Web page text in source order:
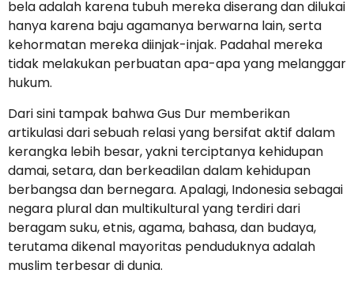
bela adalah karena tubuh mereka diserang dan dilukai
hanya karena baju agamanya berwarna lain, serta
kehormatan mereka diinjak-injak. Padahal mereka
tidak melakukan perbuatan apa-apa yang melanggar
hukum.
Dari sini tampak bahwa Gus Dur memberikan
artikulasi dari sebuah relasi yang bersifat aktif dalam
kerangka lebih besar, yakni terciptanya kehidupan
damai, setara, dan berkeadilan dalam kehidupan
berbangsa dan bernegara. Apalagi, Indonesia sebagai
negara plural dan multikultural yang terdiri dari
beragam suku, etnis, agama, bahasa, dan budaya,
terutama dikenal mayoritas penduduknya adalah
muslim terbesar di dunia.